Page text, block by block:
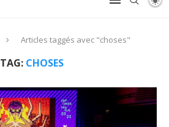
Articles taggés avec "choses"
TAG: CHOSES